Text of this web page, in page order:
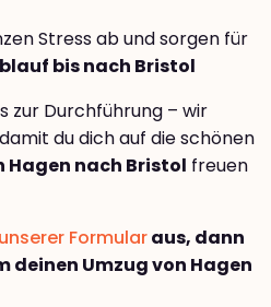
Stress ab und sorgen für
bis nach Bristol
zur Durchführung – wir
du dich auf die schönen
Hagen nach Bristol freuen
unserer Formularaus, dann
deinen Umzug von Hagen